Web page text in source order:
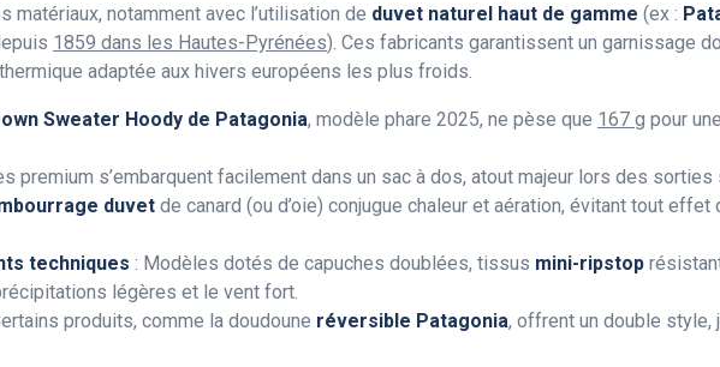
notamment avec l’utilisation de duvet naturel haut de gamme (ex :
1859 dans les Hautes-Pyrénées). Ces fabricants garantissent un garnissage
adaptée aux hivers européens les plus froids.
Sweater Hoody de Patagonia, modèle phare 2025, ne pèse que 167 g pour
premium s’embarquent facilement dans un sac à dos, atout majeur lors des
duvet de canard (ou d’oie) conjugue chaleur et aération, évitant tout
techniques : Modèles dotés de capuches doublées, tissus mini-ripstop
légères et le vent fort.
produits, comme la doudoune réversible Patagonia, offrent un double style,